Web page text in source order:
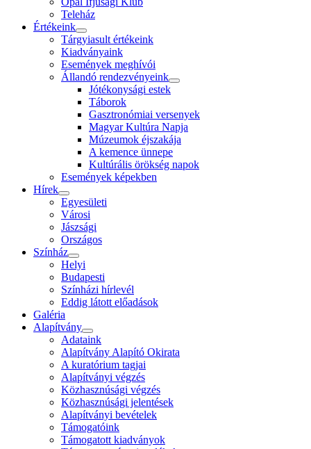
Teleház
Értékeink
Tárgyiasult értékeink
Kiadványaink
Események meghívói
Állandó rendezvényeink
Jótékonysági estek
Táborok
Gasztronómiai versenyek
Magyar Kultúra Napja
Múzeumok éjszakája
A kemence ünnepe
Kultúrális örökség napok
Események képekben
Hírek
Egyesületi
Városi
Jászsági
Országos
Színház
Helyi
Budapesti
Színházi hírlevél
Eddig látott előadások
Galéria
Alapítvány
Adataink
Alapítvány Alapító Okirata
A kuratórium tagjai
Alapítványi végzés
Közhasznúsági végzés
Közhasznúsági jelentések
Alapítványi bevételek
Támogatóink
Támogatott kiadványok